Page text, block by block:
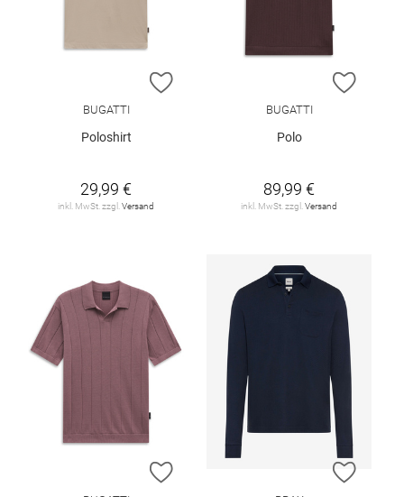
ZUR WUNSCHLISTE HINZUFÜGEN
BUGATTI
Poloshirt
29,99 €
inkl. MwSt. zzgl. Versand
ZUR
BUGATTI
Polo
89,99 €
inkl. MwSt. zzgl. Versand
ZUR WUNSCHLISTE HINZUFÜGEN
ZUR